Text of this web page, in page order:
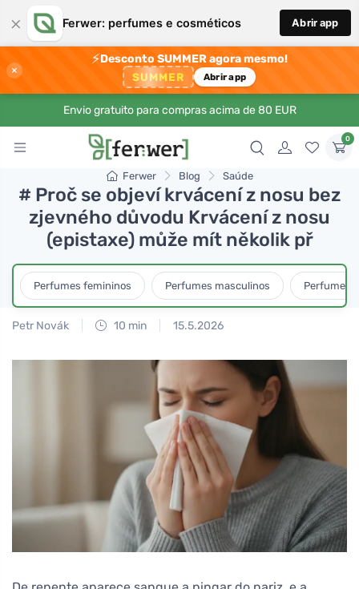
× Ferwer: perfumes e cosméticos Abrir app
×
⚡Desconto SUMMER agora mesmo!
SUMMER Abrir app
Envio gratuito para compras acima de 80 EUR
0
Ferwer Blog Saúde
# Proč se objeví krvácení z nosu bez
zjevného důvodu Krvácení z nosu
(epistaxe) může mít několik př
Perfumes femininos Perfumes masculinos Perfumes
Petr Novák 10 min 15.5.2026